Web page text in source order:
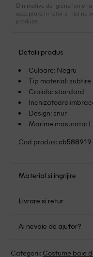
Din motive de igiena
acceptata in retur si nici nu
produse.
Detalii produs
Culoare: Negru
Tip material: subtire
Croiala: standard
Inchizatoare
Design: snur
Marime masurata: L
Cod produs: cb588919
Material si ingrijire
Albire fara clor
Nu uscati in uscator
Fara curatare
Livrare si retur
mare de 149.00 lei.
Ai nevoie de ajutor?
Categorii: Costume baie